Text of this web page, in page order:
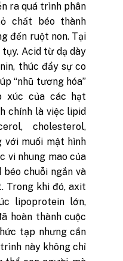
ra quá trình phân
chất béo thành
đến ruột non. Tại
Acid từ dạ dày
thúc đẩy sự co
“nhũ tương hóa”
xúc của các hạt
chính là việc lipid
cholesterol,
với muối mật hình
vi nhung mao của
chuỗi ngắn và
Trong khi đó, axit
lipoprotein lớn,
hoàn thành cuộc
tạp nhưng cần
này không chỉ